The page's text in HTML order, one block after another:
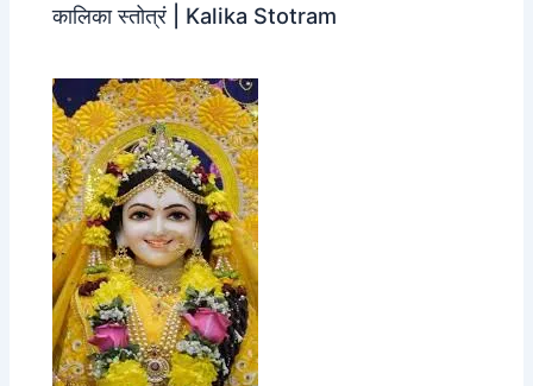
कालिका स्तोत्रं | Kalika Stotram